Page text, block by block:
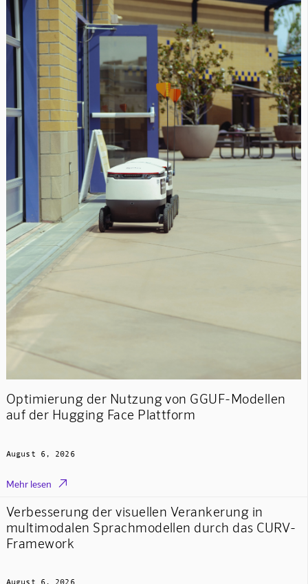
Optimierung der Nutzung von GGUF-Modellen
auf der Hugging Face Plattform
August 6, 2026
Mehr lesen 
Verbesserung der visuellen Verankerung in
multimodalen Sprachmodellen durch das CURV-
Framework
August 6, 2026